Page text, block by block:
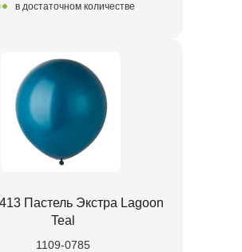
в достаточном количестве
Пастель Экстра Lagoon
Teal
1109-0785